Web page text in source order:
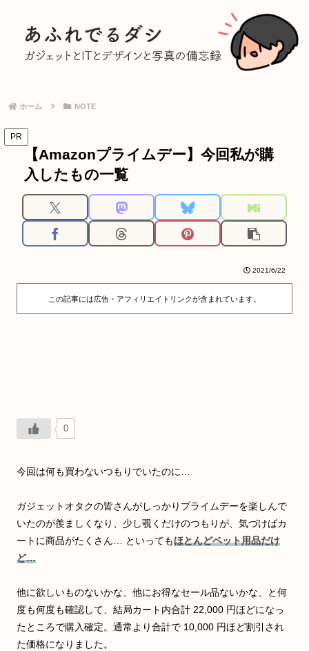
ホーム NOTE
PR
【Amazonプライムデー】今回私が購
入したもの一覧
2021/6/22
この記事には広告・アフィリエイトリンクが含まれています。
0
今回は何も買わないつもりでいたのに…
ガジェットオタクの皆さんがしっかりプライムデーを楽しんで
いたのが羨ましくなり、少し覗くだけのつもりが、気づけばカ
ートに商品がたくさん… といってもほとんどペット用品だけ
ど…
他に欲しいものないかな、他にお得なセール品ないかな、と何
度も何度も確認して、結局カート内合計 22,000 円ほどになっ
たところで購入確定。通常より合計で 10,000 円ほど割引され
た価格になりました。